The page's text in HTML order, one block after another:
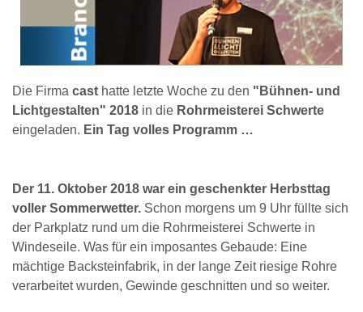
Die Firma cast hatte letzte Woche zu den "Bühnen- und
Lichtgestalten" 2018 in die Rohrmeisterei Schwerte
eingeladen. Ein Tag volles Programm …
Der 11. Oktober 2018 war ein geschenkter Herbsttag
voller Sommerwetter. Schon morgens um 9 Uhr füllte sich
der Parkplatz rund um die Rohrmeisterei Schwerte in
Windeseile. Was für ein imposantes Gebaude: Eine
mächtige Backsteinfabrik, in der lange Zeit riesige Rohre
verarbeitet wurden, Gewinde geschnitten und so weiter.